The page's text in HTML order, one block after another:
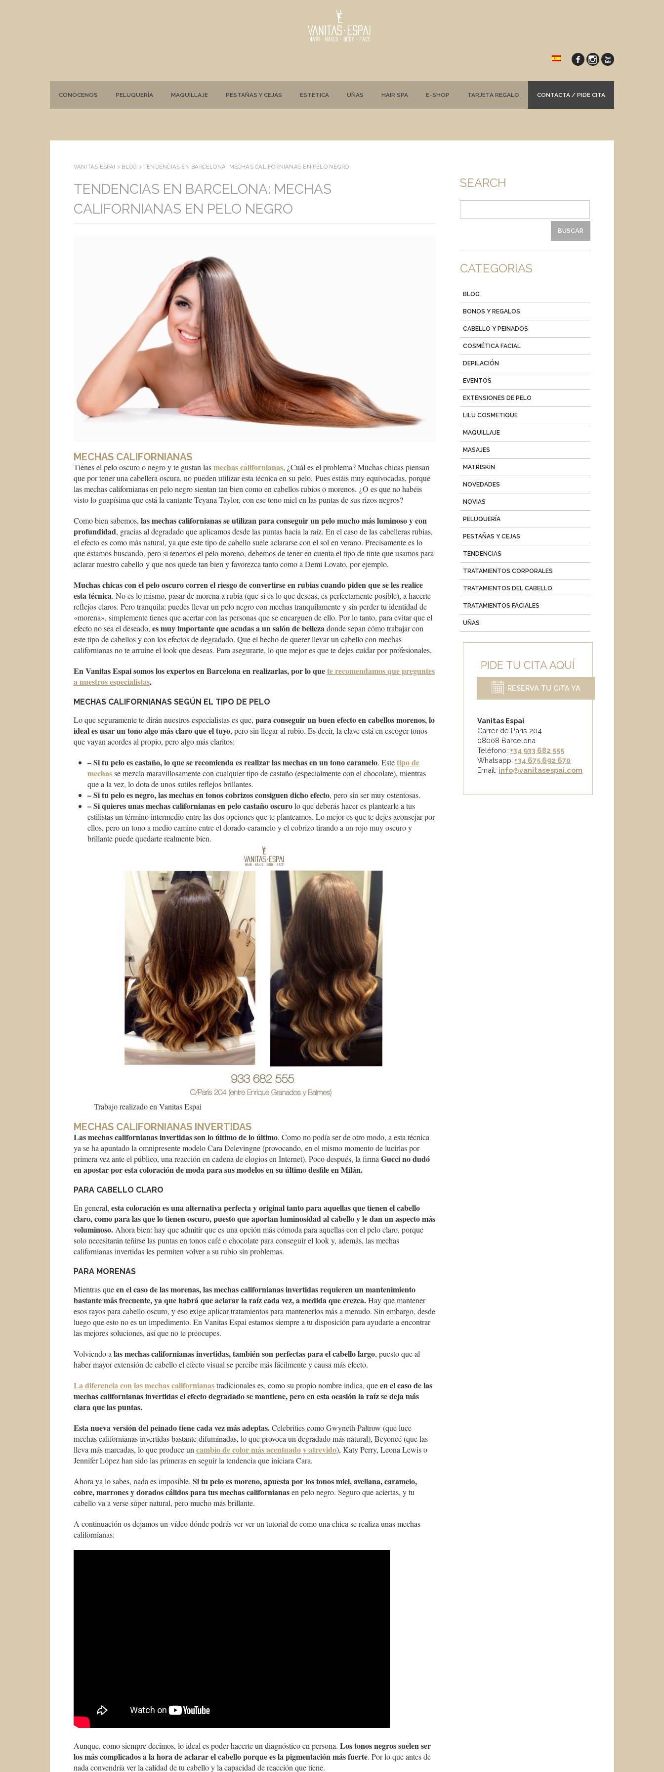
CONÓCENOS PELUQUERÍA MAQUILLAJE PESTAÑAS Y CEJAS ESTÉTICA UÑAS HAIR SPA E-SHOP TARJETA REGALO CONTACTA / PIDE CITA
VANITAS ESPAI > BLOG > TENDENCIAS EN BARCELONA: MECHAS CALIFORNIANAS EN PELO NEGRO
TENDENCIAS EN BARCELONA: MECHAS
CALIFORNIANAS EN PELO NEGRO
MECHAS CALIFORNIANAS
Tienes el pelo oscuro o negro y te gustan lasmechas californianas, ¿Cuál es el problema? Muchas chicas piensan
que por tener una cabellera oscura, no pueden utilizar esta técnica en su pelo. Pues estáis muy equivocadas, porque
las mechas californianas en pelo negro sientan tan bien como en cabellos rubios o morenos. ¿O es que no habéis
visto lo guapísima que está la cantante Teyana Taylor, con ese tono miel en las puntas de sus rizos negros?
Como bien sabemos, las mechas californianas se utilizan para conseguir un pelo mucho más luminoso y con
profundidad, gracias al degradado que aplicamos desde las puntas hacia la raíz. En el caso de las cabelleras rubias,
el efecto es como más natural, ya que este tipo de cabello suele aclararse con el sol en verano. Precisamente es lo
que estamos buscando, pero si tenemos el pelo moreno, debemos de tener en cuenta el tipo de tinte que usamos para
aclarar nuestro cabello y que nos quede tan bien y favorezca tanto como a Demi Lovato, por ejemplo.
Muchas chicas con el pelo oscuro corren el riesgo de convertirse en rubias cuando piden que se les realice
esta técnica. No es lo mismo, pasar de morena a rubia (que si es lo que deseas, es perfectamente posible), a hacerte
reflejos claros. Pero tranquila: puedes llevar un pelo negro con mechas tranquilamente y sin perder tu identidad de
«morena», simplemente tienes que acertar con las personas que se encarguen de ello. Por lo tanto, para evitar que el
efecto no sea el deseado, es muy importante que acudas a un salón de bellezadonde sepan cómo trabajar con
este tipo de cabellos y con los efectos de degradado. Que el hecho de querer llevar un cabello con mechas
californianas no te arruine el look que deseas. Para asegurarte, lo que mejor es que te dejes cuidar por profesionales.
En Vanitas Espai somos los expertos en Barcelona en realizarlas, por lo quete recomendamos que preguntes
a nuestros especialistas.
MECHAS CALIFORNIANAS SEGÚN EL TIPO DE PELO
Lo que seguramente te dirán nuestros especialistas es que, para conseguir un buen efecto en cabellos morenos, lo
ideal es usar un tono algo más claro que el tuyo, pero sin llegar al rubio. Es decir, la clave está en escoger tonos
que vayan acordes al propio, pero algo más claritos:
– Si tu pelo es castaño, lo que se recomienda es realizar las mechas en un tono caramelo. Estetipo de
mechasse mezcla maravillosamente con cualquier tipo de castaño (especialmente con el chocolate), mientras
que a la vez, lo dota de unos sutiles reflejos brillantes.
– Si tu pelo es negro, las mechas en tonos cobrizos consiguen dicho efecto, pero sin ser muy ostentosas.
– Si quieres unas mechas californianas en pelo castaño oscurolo que deberás hacer es plantearle a tus
estilistas un término intermedio entre las dos opciones que te planteamos. Lo mejor es que te dejes aconsejar por
ellos, pero un tono a medio camino entre el dorado-caramelo y el cobrizo tirando a un rojo muy oscuro y
brillante puede quedarte realmente bien.
Trabajo realizado en Vanitas Espai
MECHAS CALIFORNIANAS INVERTIDAS
Las mechas californianas invertidas son lo último de lo último. Como no podía ser de otro modo, a esta técnica
ya se ha apuntado la omnipresente modelo Cara Delevingne (provocando, en el mismo momento de lucirlas por
primera vez ante el público, una reacción en cadena de elogios en Internet). Poco después, la firmaGucci no dudó
en apostar por esta coloración de moda para sus modelos en su último desfile en Milán.
PARA CABELLO CLARO
En general, esta coloración es una alternativa perfecta y original tanto para aquellas que tienen el cabello
claro, como para las que lo tienen oscuro, puesto que aportan luminosidad al cabello y le dan un aspecto más
voluminoso.Ahora bien: hay que admitir que es una opción más cómoda para aquellas con el pelo claro, porque
solo necesitarán teñirse las puntas en tonos café o chocolate para conseguir el look y, además, las mechas
californianas invertidas les permiten volver a su rubio sin problemas.
PARA MORENAS
Mientras queen el caso de las morenas, las mechas californianas invertidas requieren un mantenimiento
bastante más frecuente, ya que habrá que aclarar la raíz cada vez, a medida que crezca.Hay que mantener
esos rayos para cabello oscuro, y eso exige aplicar tratamientos para mantenerlos más a menudo. Sin embargo, desde
luego que esto no es un impedimento. En Vanitas Espai estamos siempre a tu disposición para ayudarte a encontrar
las mejores soluciones, así que no te preocupes.
Volviendo alas mechas californianas invertidas, también son perfectas para el cabello largo, puesto que al
haber mayor extensión de cabello el efecto visual se percibe más fácilmente y causa más efecto.
La diferencia con las mechas californianastradicionales es, como su propio nombre indica, queen el caso de las
mechas californianas invertidas el efecto degradado se mantiene, pero en esta ocasión la raíz se deja más
clara que las puntas.
Esta nueva versión del peinado tiene cada vez más adeptas.Celebrities como Gwyneth Paltrow (que luce
mechas californianas invertidas bastante difuminadas, lo que provoca un degradado más natural), Beyoncé (que las
lleva más marcadas, lo que produce uncambio de color más acentuado y atrevido), Katy Perry, Leona Lewis o
Jennifer López han sido las primeras en seguir la tendencia que iniciara Cara.
Ahora ya lo sabes, nada es imposible. Si tu pelo es moreno, apuesta por los tonos miel, avellana, caramelo,
cobre, marrones y dorados cálidos para tus mechas californianasen pelo negro. Seguro que aciertas, y tu
cabello va a verse súper natural, pero mucho más brillante.
A continuación os dejamos un vídeo dónde podrás ver ver un tutorial de como una chica se realiza unas mechas
californianas:
Aunque, como siempre decimos, lo ideal es poder hacerte un diagnóstico en persona. Los tonos negros suelen ser
los más complicados a la hora de aclarar el cabello porque es la pigmentación más fuerte. Por lo que antes de
nada convendría ver la calidad de tu cabello y la capacidad de reacción que tiene.
SEARCH
CATEGORIAS
BLOG
BONOS Y REGALOS
CABELLO Y PEINADOS
COSMÉTICA FACIAL
DEPILACIÓN
EVENTOS
EXTENSIONES DE PELO
LILU COSMETIQUE
MAQUILLAJE
MASAJES
MATRISKIN
NOVEDADES
NOVIAS
PELUQUERÍA
PESTAÑAS Y CEJAS
TENDENCIAS
TRATAMIENTOS CORPORALES
TRATAMIENTOS DEL CABELLO
TRATAMIENTOS FACIALES
UÑAS
PIDE TU CITA AQUÍ
RESERVA TU CITA YA
Vanitas Espai
Carrer de Paris 204
08008 Barcelona
Teléfono: +34 933 682 555
Whatsapp: +34 675 692 670
Email: info@vanitasespai.com